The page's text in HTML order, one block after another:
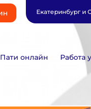
Екатеринбург и
онлайн Работа